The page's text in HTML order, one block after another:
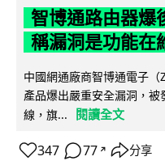
智博通路由器爆
稱漏洞是功能在
中國網通廠商智博通電子
產品爆出嚴重安全漏洞，
線，旗...
閱讀全文
347 77 ↗ 分享